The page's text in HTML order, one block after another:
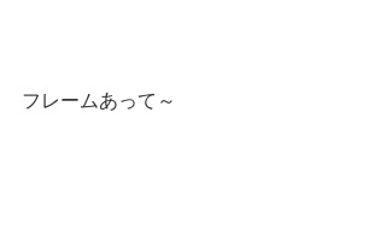
フレームあって～